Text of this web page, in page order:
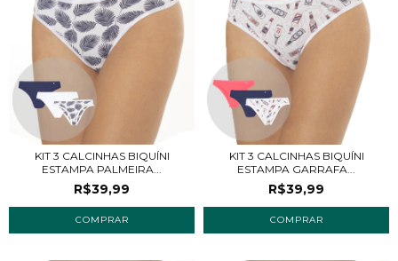
KIT 3 CALCINHAS BIQUÍNI
ESTAMPA PALMEIRA...
R$39,99
COMPRAR
KIT 3 CALCINHAS BIQUÍNI
ESTAMPA GARRAFA...
R$39,99
COMPRAR